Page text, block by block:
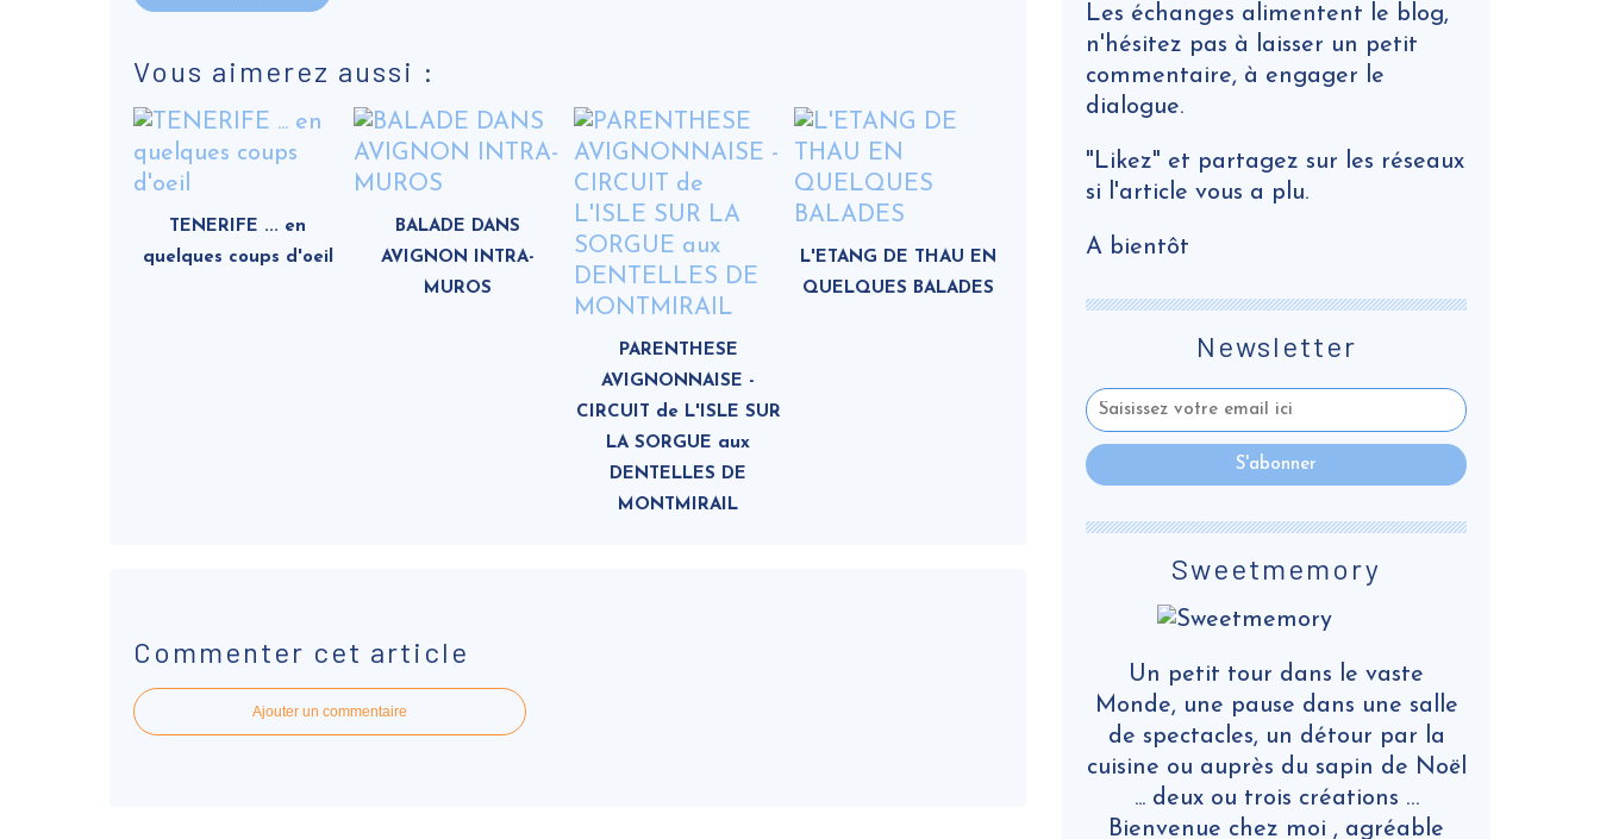
Vous aimerez aussi :
TENERIFE ... en
quelques coups d'oeil
BALADE DANS
AVIGNON INTRA-
MUROS
PARENTHESE
AVIGNONNAISE -
CIRCUIT de L'ISLE SUR
LA SORGUE aux
DENTELLES DE
MONTMIRAIL
L'ETANG DE THAU EN
QUELQUES BALADES
Commenter cet article
Ajouter un commentaire
Newsletter
Sweetmemory
Un petit tour dans le vaste
Monde, une pause dans une salle
de spectacles, un détour par la
cuisine ou auprès du sapin de Noël
... deux ou trois créations …
Bienvenue chez moi , agréable
Les échanges alimentent le blog,
n'hésitez pas à laisser un petit
commentaire, à engager le
dialogue.
"Likez" et partagez sur les réseaux
si l'article vous a plu.
A bientôt